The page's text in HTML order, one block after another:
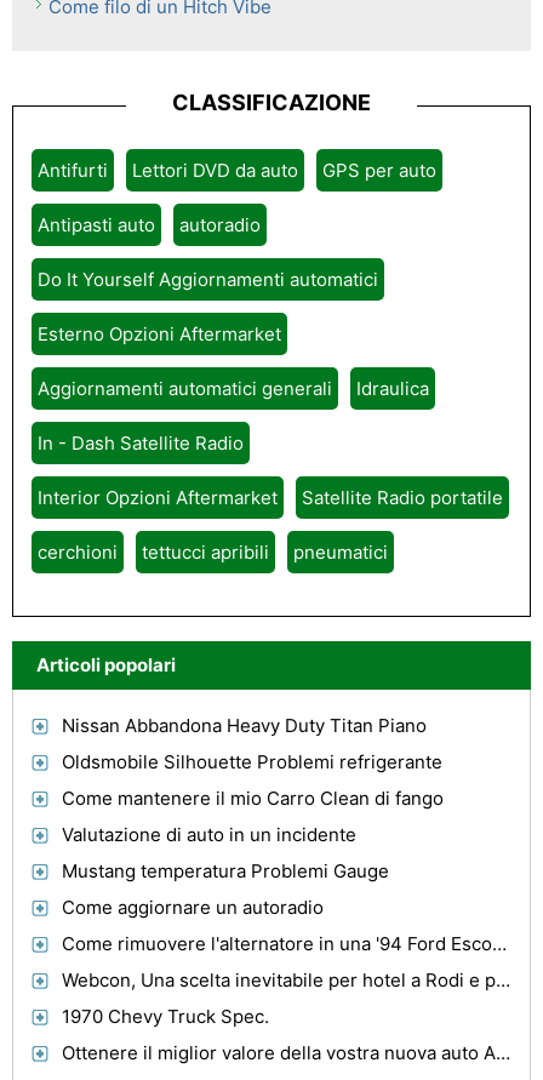
Come filo di un Hitch Vibe
CLASSIFICAZIONE
Antifurti Lettori DVD da auto GPS per auto
Antipasti auto autoradio
Do It Yourself Aggiornamenti automatici
Esterno Opzioni Aftermarket
Aggiornamenti automatici generali Idraulica
In - Dash Satellite Radio
Interior Opzioni Aftermarket Satellite Radio portatile
cerchioni tettucci apribili pneumatici
Articoli popolari
Nissan Abbandona Heavy Duty Titan Piano
Oldsmobile Silhouette Problemi refrigerante
Come mantenere il mio Carro Clean di fango
Valutazione di auto in un incidente
Mustang temperatura Problemi Gauge
Come aggiornare un autoradio
Come rimuovere l'alternatore in una '94 Ford Escort GT
Webcon, Una scelta inevitabile per hotel a Rodi e per le vacanze a Rodi
1970 Chevy Truck Spec.
Ottenere il miglior valore della vostra nuova auto Acquisto online